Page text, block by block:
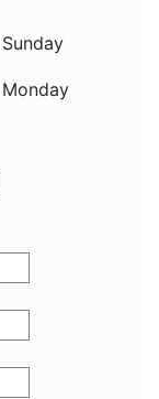
Sunday
Monday